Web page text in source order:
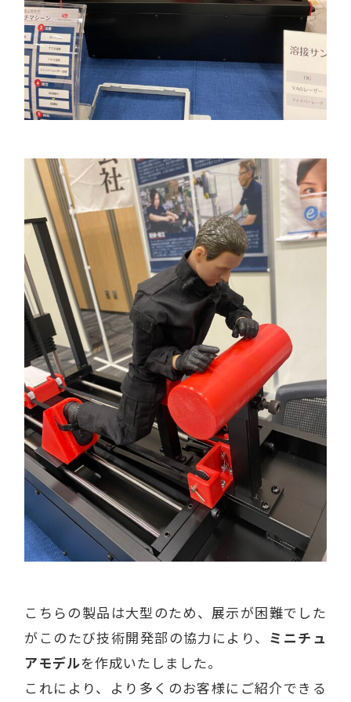
こちらの製品は大型のため、展示が困難でした
がこのたび技術開発部の協力により、 ミニチュ
アモデルを作成いたしました。
これにより、より多くのお客様にご紹介できる